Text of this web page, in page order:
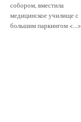
собором, вместила
медицинское училище с
большим паркингом <...>